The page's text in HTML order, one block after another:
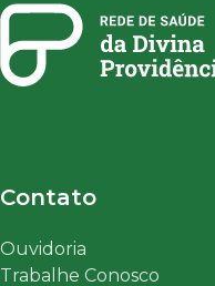
Contato
Ouvidoria
Trabalhe Conosco